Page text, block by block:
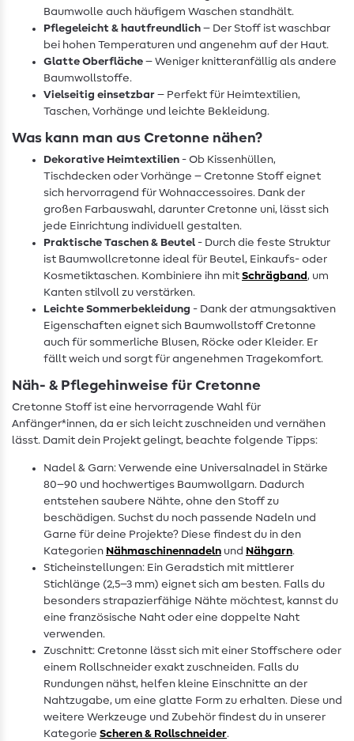
Baumwolle auch häufigem Waschen standhält.
Pflegeleicht & hautfreundlich – Der Stoff ist waschbar
bei hohen Temperaturen und angenehm auf der Haut.
Glatte Oberfläche – Weniger knitteranfällig als andere
Baumwollstoffe.
Vielseitig einsetzbar – Perfekt für Heimtextilien,
Taschen, Vorhänge und leichte Bekleidung.
Was kann man aus Cretonne nähen?
Dekorative Heimtextilien - Ob Kissenhüllen,
Tischdecken oder Vorhänge – Cretonne Stoff eignet
sich hervorragend für Wohnaccessoires. Dank der
großen Farbauswahl, darunter Cretonne uni, lässt sich
jede Einrichtung individuell gestalten.
Praktische Taschen & Beutel - Durch die feste Struktur
ist Baumwollcretonne ideal für Beutel, Einkaufs- oder
Kosmetiktaschen. Kombiniere ihn mit Schrägband, um
Kanten stilvoll zu verstärken.
Leichte Sommerbekleidung - Dank der atmungsaktiven
Eigenschaften eignet sich Baumwollstoff Cretonne
auch für sommerliche Blusen, Röcke oder Kleider. Er
fällt weich und sorgt für angenehmen Tragekomfort.
Näh- & Pflegehinweise für Cretonne
Cretonne Stoff ist eine hervorragende Wahl für
Anfänger*innen, da er sich leicht zuschneiden und vernähen
lässt. Damit dein Projekt gelingt, beachte folgende Tipps:
Nadel & Garn: Verwende eine Universalnadel in Stärke
80–90 und hochwertiges Baumwollgarn. Dadurch
entstehen saubere Nähte, ohne den Stoff zu
beschädigen. Suchst du noch passende Nadeln und
Garne für deine Projekte? Diese findest du in den
Kategorien Nähmaschinennadeln und Nähgarn.
Sticheinstellungen: Ein Geradstich mit mittlerer
Stichlänge (2,5–3 mm) eignet sich am besten. Falls du
besonders strapazierfähige Nähte möchtest, kannst du
eine französische Naht oder eine doppelte Naht
verwenden.
Zuschnitt: Cretonne lässt sich mit einer Stoffschere oder
einem Rollschneider exakt zuschneiden. Falls du
Rundungen nähst, helfen kleine Einschnitte an der
Nahtzugabe, um eine glatte Form zu erhalten. Diese und
weitere Werkzeuge und Zubehör findest du in unserer
Kategorie Scheren & Rollschneider.